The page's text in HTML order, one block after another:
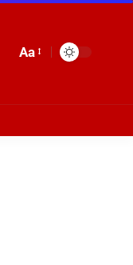
Aa